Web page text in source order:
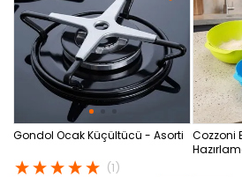
Gondol Ocak Küçültücü - Asorti
(1)
Cozzoni